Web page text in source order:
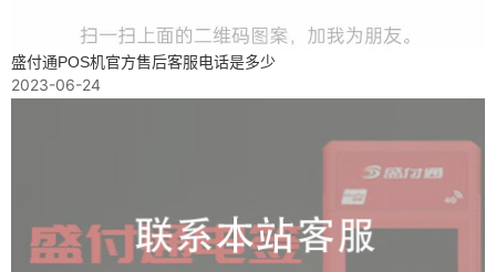
盛付通POS机官方售后客服电话是多少
2023-06-24